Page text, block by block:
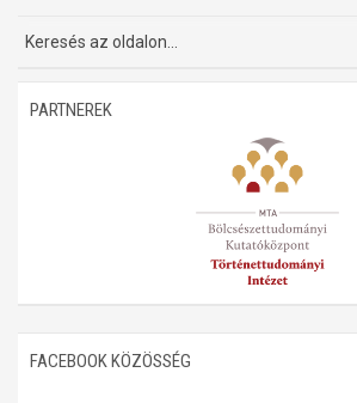
PARTNEREK
FACEBOOK KÖZÖSSÉG